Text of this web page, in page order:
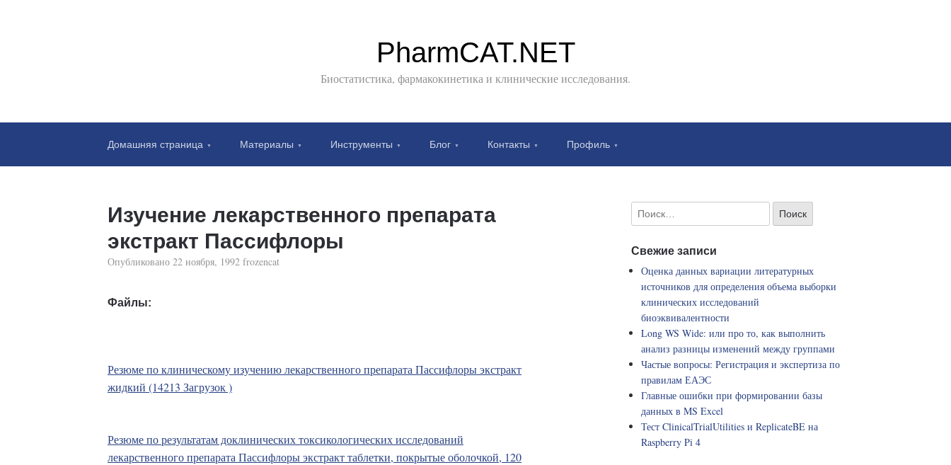
PharmCAT.NET
Биостатистика, фармакокинетика и клинические исследования.
Домашняя страница Материалы Инструменты Блог Контакты Профиль
Изучение лекарственного препарата
экстракт Пассифлоры
Опубликовано 22 ноября, 1992 frozencat
Файлы:
Резюме по клиническому изучению лекарственного препарата Пассифлоры экстракт
жидкий (14213 Загрузок )
Резюме по результатам доклинических токсикологических исследований
лекарственного препарата Пассифлоры экстракт таблетки, покрытые оболочкой, 120
Свежие записи
Оценка данных вариации литературных
источников для определения объема выборки
клинических исследований
биоэквивалентности
Long WS Wide: или про то, как выполнить
анализ разницы изменений между группами
Частые вопросы: Регистрация и экспертиза по
правилам ЕАЭС
Главные ошибки при формировании базы
данных в MS Excel
Тест ClinicalTrialUtilities и ReplicateBE на
Raspberry Pi 4